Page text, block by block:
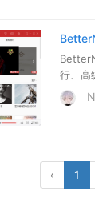
行、高
‹ 1